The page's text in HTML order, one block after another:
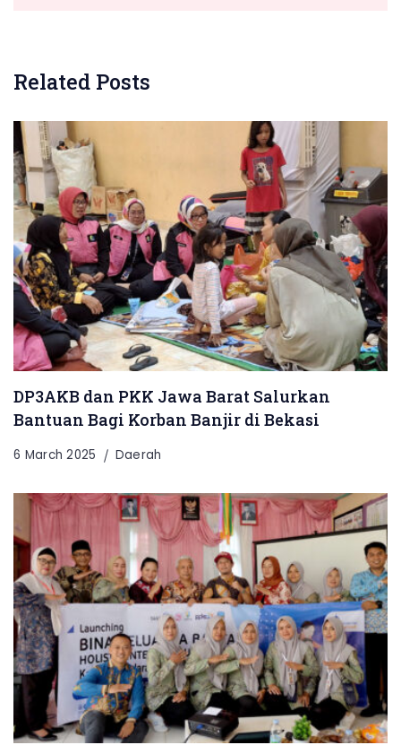
Related Posts
DP3AKB dan PKK Jawa Barat Salurkan
Bantuan Bagi Korban Banjir di Bekasi
6 March 2025 Daerah